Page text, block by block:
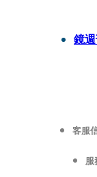
鏡
客服
服